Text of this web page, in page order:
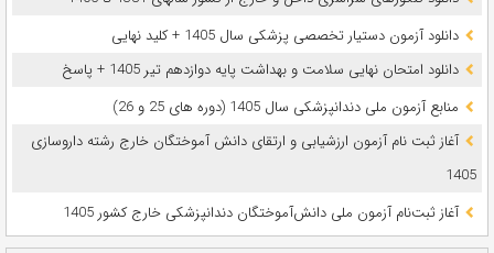
دانلود آزمون دستیار تخصصی پزشکی سال 1405 + کلید نهایی
دانلود امتحان نهایی سلامت و بهداشت پایه دوازدهم تیر 1405 + پاسخ
ﻣﻨﺎﺑﻊ آزﻣﻮن ﻣﻠﯽ دندانپزشکی سال 1405 (دوره های 25 و 26)
آغاز ثبت نام آزمون‌ ارزشیابی و ارتقای دانش آموختگان خارج رشته داروسازی
1405
آغاز ثبت‌نام آزمون ملی دانش‌آموختگان دندانپزشکی خارج کشور 1405